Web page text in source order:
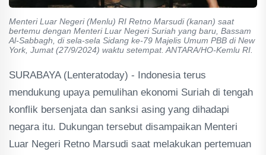
Menteri Luar Negeri (Menlu) RI Retno Marsudi (kanan) saat
bertemu dengan Menteri Luar Negeri Suriah yang baru, Bassam
Al-Sabbagh, di sela-sela Sidang ke-79 Majelis Umum PBB di New
York, Jumat (27/9/2024) waktu setempat. ANTARA/HO-Kemlu RI.
SURABAYA (Lenteratoday) - Indonesia terus
mendukung upaya pemulihan ekonomi Suriah di tengah
konflik bersenjata dan sanksi asing yang dihadapi
negara itu. Dukungan tersebut disampaikan Menteri
Luar Negeri Retno Marsudi saat melakukan pertemuan